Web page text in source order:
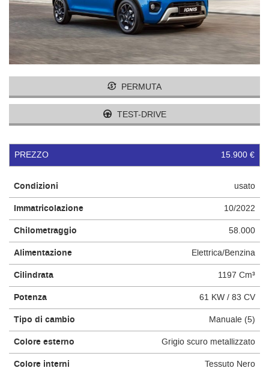
I NOSTRI VALORI
CONTATTI
PERMUTA
TEST-DRIVE
PREZZO 15.900 €
Condizioni usato
Immatricolazione 10/2022
Chilometraggio 58.000
Alimentazione Elettrica/Benzina
Cilindrata 1197 Cm³
Potenza 61 KW / 83 CV
Tipo di cambio Manuale (5)
Colore esterno Grigio scuro metallizzato
Colore interni Tessuto Nero
tracciamento
che
adottiamo
per
offrire
le
funzionalità
svolgere
attività
seguito
descritte.
ottenere
maggiori
informazioni
sull'utilità
e
sul
funzionamento
di
questi
strumenti
tracciamento
si
rimanda
alla
cookie